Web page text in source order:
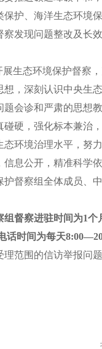
保护、海洋生态环境
察发现问题整改及长
生态环境保护督察
，深刻认识中央生
会诊和严肃的思想
硬，强化标本兼治
环境治理水平，努
信息公开，精准科学
督察组全体成员、
组督察进驻时间为1个
话时间为每天
范围的信访举报问